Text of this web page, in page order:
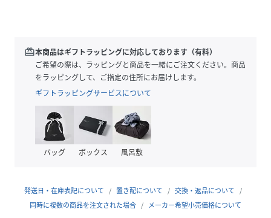
■骨格ストレート
■骨格ウェーブ
■骨格ナチュラル
透け感：なし裏地：なし
伸縮性：ややあり
光沢感：なし
生地の厚さ：やや中肉
※照明の関係により、実際よりも色味が違って見える場合が
あります。
redeem本商品はギフトラッピングに対応しております（有料）
ご希望の際は、ラッピングと商品を一緒にご注文ください。商品
をラッピングして、ご指定の住所にお届けします。
ギフトラッピングサービスについて
バッグ ボックス 風呂敷
発送日・在庫表記について 置き配について
交換・返品について
同時に複数の商品を注文された場合
メーカー希望小売価格について